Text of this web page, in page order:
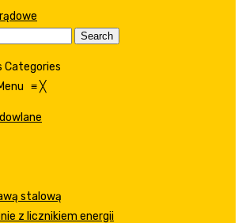
Categories
≡╳
stalową
z licznikiem energii